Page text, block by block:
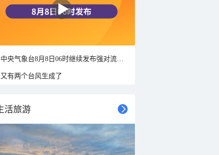
又有两个台风生成了
活旅游